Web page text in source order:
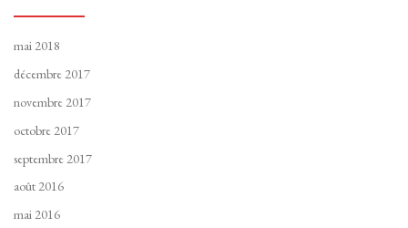
mai 2018
décembre 2017
novembre 2017
octobre 2017
septembre 2017
août 2016
mai 2016